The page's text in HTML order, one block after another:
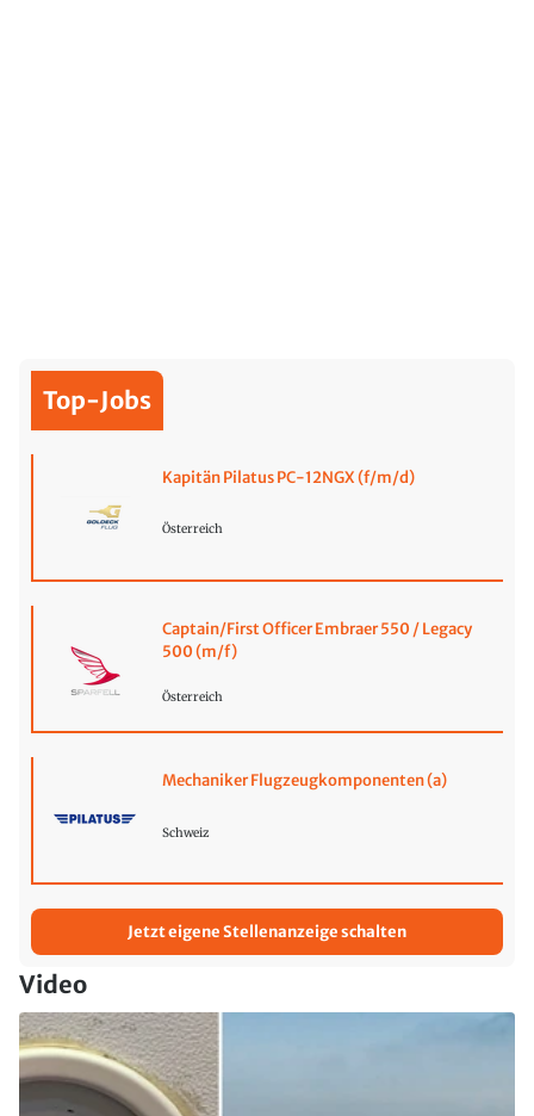
Top-Jobs
Kapitän Pilatus PC-12NGX (f/m/d)
Österreich
Captain/First Officer Embraer 550 / Legacy
500 (m/f)
Österreich
Mechaniker Flugzeugkomponenten (a)
Schweiz
Jetzt eigene Stellenanzeige schalten
Video